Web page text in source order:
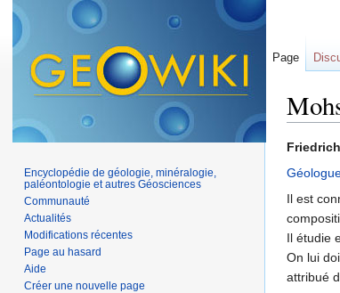
Il est
Il étudie
On lui
attribué
Page
Encyclopédie de géologie, minéralogie,
paléontologie et autres Géosciences
Communauté
Actualités
Modifications récentes
Page au hasard
Aide
Créer une nouvelle page